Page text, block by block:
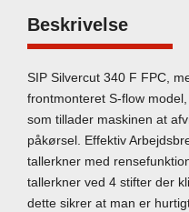
Beskrivelse
SIP Silvercut 340 F FPC,
frontmonteret S-flow
som tillader maskinen at
påkørsel. Effektiv
tallerkner med
tallerkner ved 4 stifter der
dette sikrer at man er